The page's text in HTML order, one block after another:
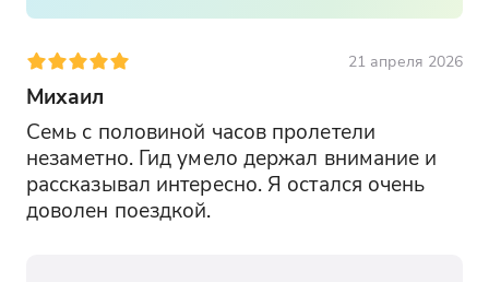
21 апреля 2026
Михаил
Семь с половиной часов пролетели
незаметно. Гид умело держал внимание и
рассказывал интересно. Я остался очень
доволен поездкой.